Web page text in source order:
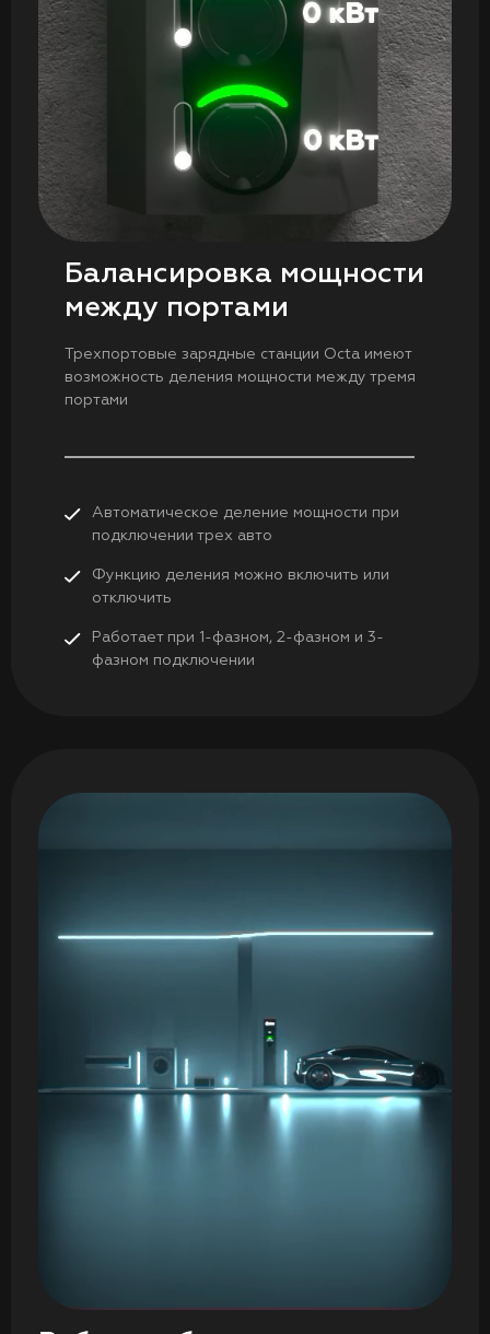
Балансировка мощности
между портами
Трехпортовые зарядные станции Octa имеют
возможность деления мощности между тремя
портами
Автоматическое деление мощности при
подключении трех авто
Функцию деления можно включить или
отключить
Работает при 1-фазном, 2-фазном и 3-
фазном подключении